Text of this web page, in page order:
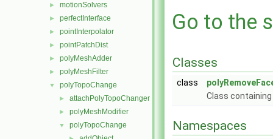
► motionSolvers
► perfectInterface
► pointInterpolator
► pointPatchDist
► polyMeshAdder
► polyMeshFilter
▼ polyTopoChange
► attachPolyTopoChanger
► polyMeshModifier
▼ polyTopoChange
Go to the
Classes
class
Class
Namespaces